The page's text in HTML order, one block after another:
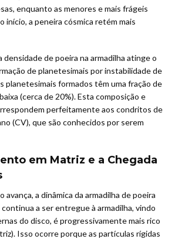
enquanto as menores e mais frágeis
início, a peneira cósmica retém mais
densidade de poeira na armadilha atinge o
de planetesimais por instabilidade de
planetesimais formados têm uma fração de
(cerca de 20%). Esta composição e
perfeitamente aos condritos de
(CV), que são conhecidos por serem
em Matriz e a Chegada
avança, a dinâmica da armadilha de poeira
a ser entregue à armadilha, vindo
do disco, é progressivamente mais rico
Isso ocorre porque as partículas rígidas